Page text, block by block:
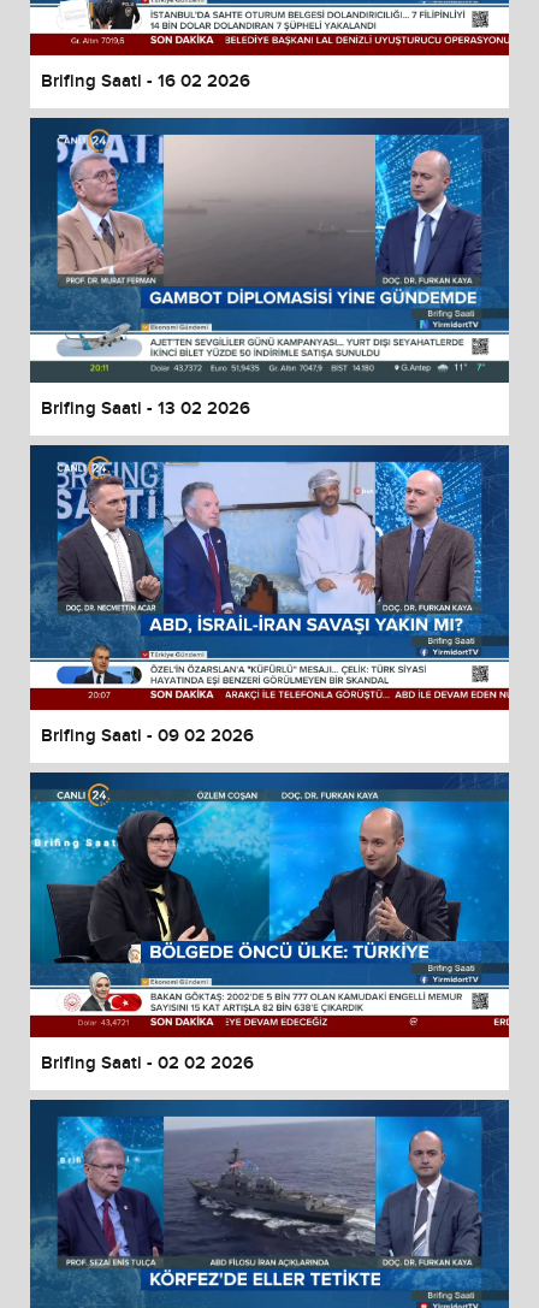
Brifing Saati - 16 02 2026
Brifing Saati - 13 02 2026
Brifing Saati - 09 02 2026
Brifing Saati - 02 02 2026